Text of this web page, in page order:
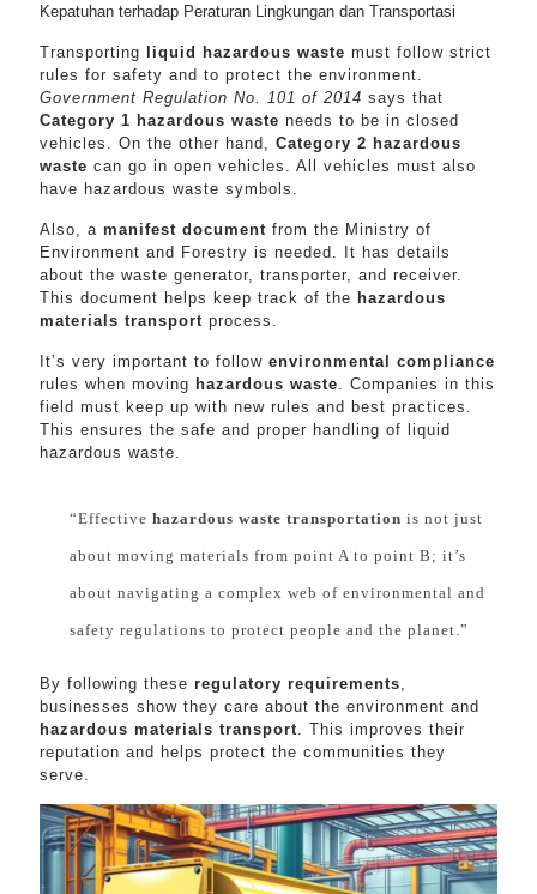
Kepatuhan terhadap Peraturan Lingkungan dan Transportasi
Transporting liquid hazardous waste must follow strict
rules for safety and to protect the environment.
Government Regulation No. 101 of 2014 says that
Category 1 hazardous waste needs to be in closed
vehicles. On the other hand, Category 2 hazardous
waste can go in open vehicles. All vehicles must also
have hazardous waste symbols.
Also, a manifest document from the Ministry of
Environment and Forestry is needed. It has details
about the waste generator, transporter, and receiver.
This document helps keep track of the hazardous
materials transport process.
It’s very important to follow environmental compliance
rules when moving hazardous waste . Companies in this
field must keep up with new rules and best practices.
This ensures the safe and proper handling of liquid
hazardous waste.
“Effective hazardous waste transportation is not just
about moving materials from point A to point B; it’s
about navigating a complex web of environmental and
safety regulations to protect people and the planet.”
By following these regulatory requirements
businesses show they care about the environment and
hazardous materials transport . This improves their
reputation and helps protect the communities they
serve.